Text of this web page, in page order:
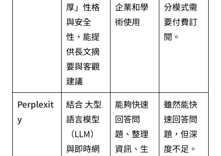
厚」性格
與安全
性，能提
供長文摘
要與客觀
建議
企業和學
術使用
分模式需
要付費訂
閱。
Perplexit
y
結合 大型
語言模型
（LLM）
與即時網
能夠快速
回答問
題、整理
資訊、生
雖然能快
速回答問
題，但深
度不足。